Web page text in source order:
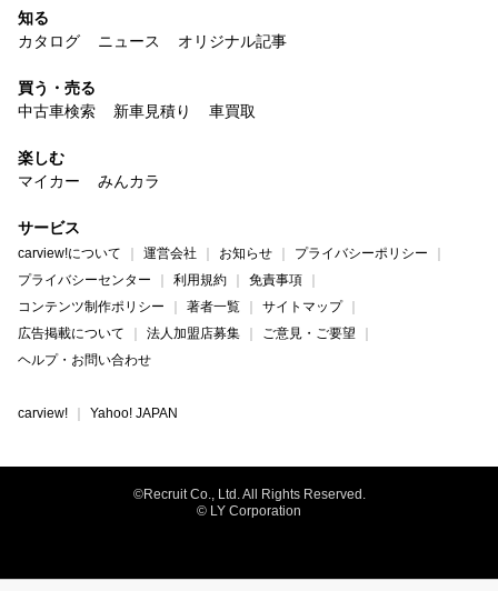
知る
カタログ
ニュース オリジナル記事
買う・売る
中古車検索
新車見積り 車買取
楽しむ
マイカー
みんカラ
サービス
carview!について 運営会社 お知らせ
プライバシーポリシー
プライバシーセンター
利用規約
免責事項
コンテンツ制作ポリシー
著者一覧
サイトマップ
広告掲載について
法人加盟店募集
ご意見・ご要望
ヘルプ・お問い合わせ
carview! Yahoo! JAPAN
©Recruit Co., Ltd. All Rights Reserved.
© LY Corporation